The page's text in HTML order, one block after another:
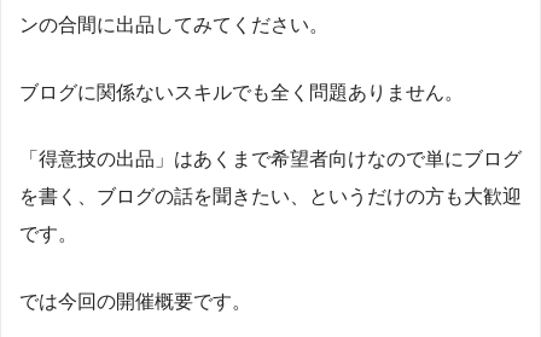
ンの合間に出品してみてください。
ブログに関係ないスキルでも全く問題ありません。
「得意技の出品」はあくまで希望者向けなので単にブログ
を書く、ブログの話を聞きたい、というだけの方も大歓迎
です。
では今回の開催概要です。